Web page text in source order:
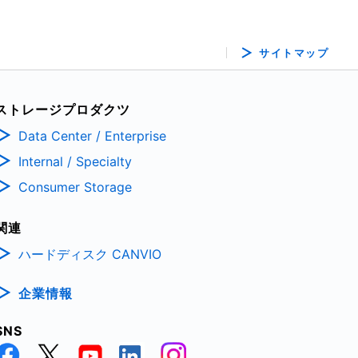
サイトマップ
トレージプロダクツ
Data Center / Enterprise
Internal / Specialty
Consumer Storage
連
ハードディスク CANVIO
企業情報